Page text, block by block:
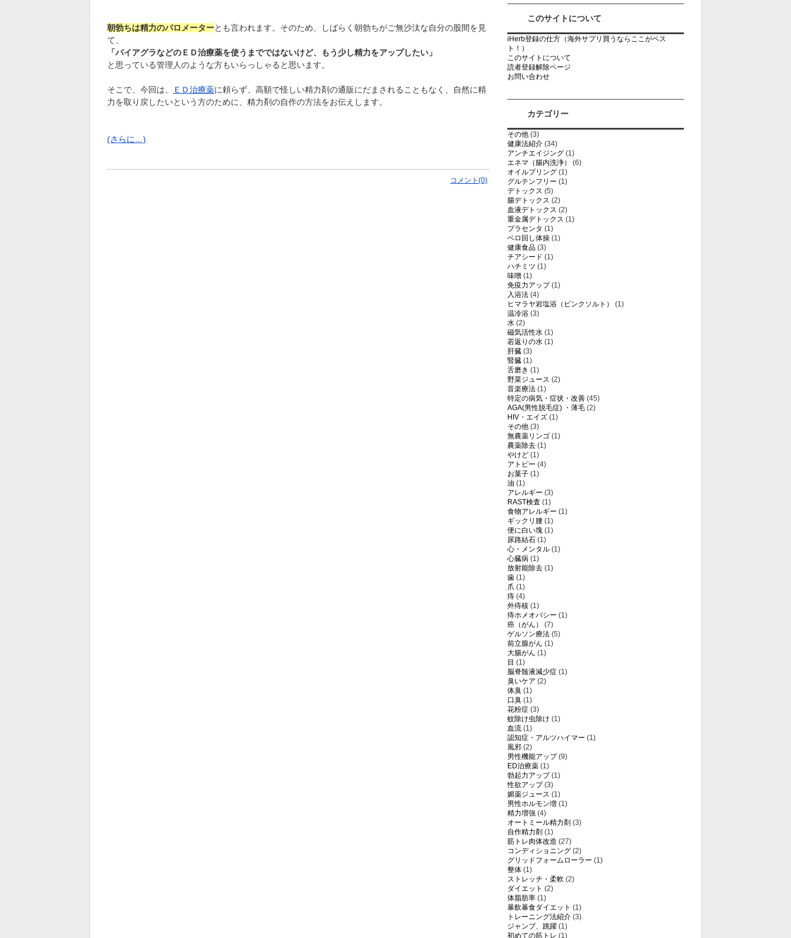
朝勃ちは精力のバロメーターとも言われます。そのため、しばらく朝勃ちがご無沙汰な自分の股間を見
て、
「バイアグラなどのＥＤ治療薬を使うまでではないけど、もう少し精力をアップしたい」
と思っている管理人のような方もいらっしゃると思います。
そこで、今回は、 ＥＤ治療薬に頼らず、高額で怪しい精力剤の通販にだまされることもなく、自然に精
力を取り戻したいという方のために、精力剤の自作の方法をお伝えします。
(さらに…)
コメント(0)
このサイトについて
iHerb登録の仕方（海外サプリ買うならここがベス
ト！）
このサイトについて
読者登録解除ページ
お問い合わせ
カテゴリー
その他 (3)
健康法紹介 (34)
アンチエイジング (1)
エネマ（腸内洗浄）
(6)
オイルプリング (1)
グルテンフリー (1)
デトックス (5)
腸デトックス (2)
血液デトックス (2)
重金属デトックス (1)
プラセンタ (1)
ベロ回し体操 (1)
健康食品 (3)
チアシード (1)
ハチミツ (1)
味噌 (1)
免疫力アップ(1)
入浴法 (4)
ヒマラヤ岩塩浴（ピンクソルト）
(1)
温冷浴 (3)
水 (2)
磁気活性水 (1)
若返りの水 (1)
肝臓 (3)
腎臓 (1)
舌磨き (1)
野菜ジュース (2)
音楽療法 (1)
特定の病気・症状・改善 (45)
AGA(男性脱毛症) ・薄毛 (2)
HIV・エイズ (1)
その他 (3)
無農薬リンゴ (1)
農薬除去 (1)
やけど (1)
アトピー (4)
お菓子 (1)
油 (1)
アレルギー (3)
RAST検査 (1)
食物アレルギー (1)
ギックリ腰 (1)
便に白い塊 (1)
尿路結石 (1)
心・メンタル (1)
心臓病 (1)
放射能除去 (1)
歯 (1)
爪 (1)
痔 (4)
外痔核 (1)
痔ホメオパシー (1)
癌（がん）
(7)
ゲルソン療法 (5)
前立腺がん (1)
大腸がん (1)
目 (1)
脳脊髄液減少症 (1)
臭いケア (2)
体臭 (1)
口臭 (1)
花粉症 (3)
蚊除け虫除け (1)
血流 (1)
認知症・アルツハイマー (1)
風邪 (2)
男性機能アップ(9)
ED治療薬 (1)
勃起力アップ(1)
性欲アップ(3)
媚薬ジュース (1)
男性ホルモン増 (1)
精力増強 (4)
オートミール精力剤 (3)
自作精力剤 (1)
筋トレ肉体改造 (27)
コンディショニング (2)
グリッドフォームローラー (1)
整体 (1)
ストレッチ・柔軟 (2)
ダイエット (2)
体脂肪率 (1)
暴飲暴食ダイエット (1)
トレーニング法紹介 (3)
ジャンプ、跳躍 (1)
初めての筋トレ (1)